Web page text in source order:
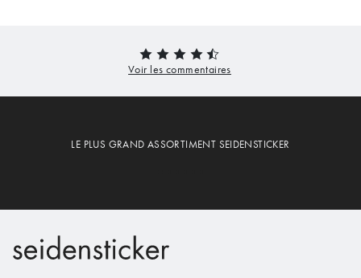
LE PLUS GRAND ASSORTIMENT SEIDENSTICKER